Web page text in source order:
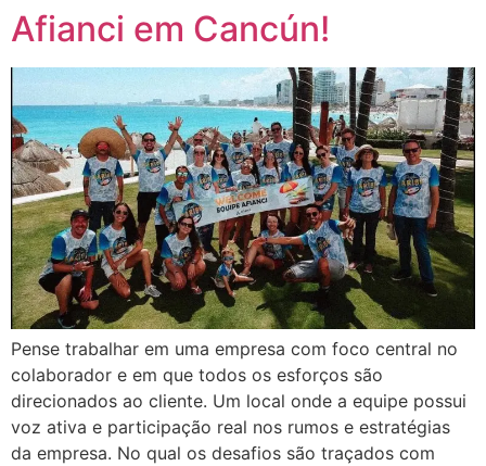
Afianci em Cancún!
Pense trabalhar em uma empresa com foco central no
colaborador e em que todos os esforços são
direcionados ao cliente. Um local onde a equipe possui
voz ativa e participação real nos rumos e estratégias
da empresa. No qual os desafios são traçados com